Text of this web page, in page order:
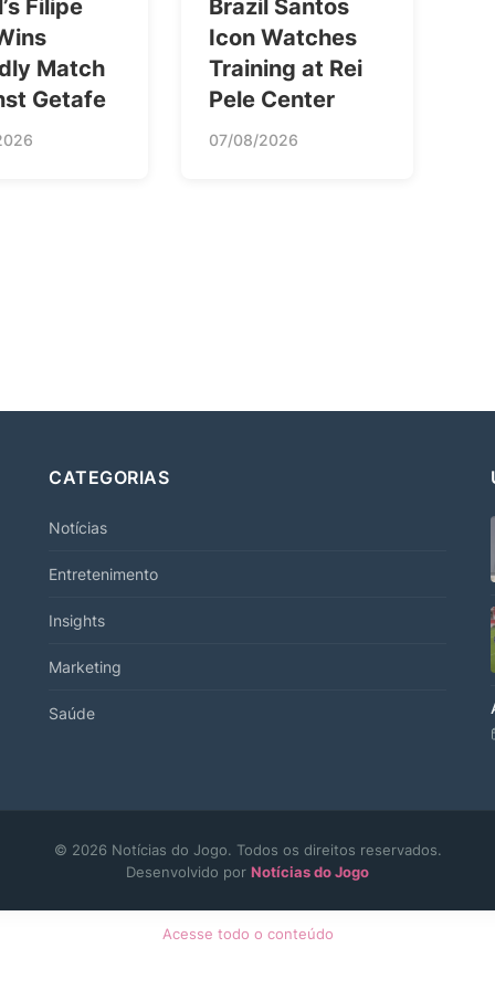
Filipe
Match
Getafe
Brazil Santos
Icon Watches
Training at Rei
Pele Center
07/08/2026
CATEGORIAS
Notícias
Entretenimento
Insights
Marketing
Saúde
© 2026 Notícias do Jogo. Todos os direitos reservados.
Desenvolvido por Notícias do Jogo
Acesse todo o conteúdo